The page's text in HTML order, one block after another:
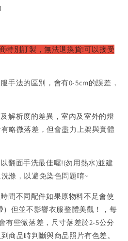
特別訂製，無法退換貨!可以接受
手法的區別，會有0-5cm的誤差，
解析度的差異，室內及室外的燈
略微落差，但會盡力上架與實體
翻面手洗最佳喔!(勿用熱水)並建
滌，以避免染色問題唷~
間不同配件如果原物料不足會使
）但並不影響衣服整體美觀！，每
有些微落差，尺寸落差於2-5公分
商品時判斷與商品照片有色差。